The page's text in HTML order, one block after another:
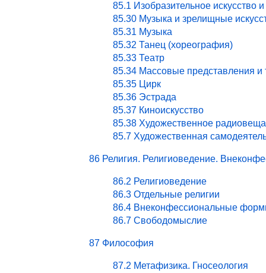
85.1 Изобразительное искусство и
85.30 Музыка и зрелищные
85.31 Музыка
85.32 Танец (хореография)
85.33 Театр
85.34 Массовые представления и
85.35 Цирк
85.36 Эстрада
85.37 Киноискусство
85.38 Художественное
85.7 Художественная
86 Религия. Религиоведение.
86.2 Религиоведение
86.3 Отдельные религии
86.4 Внеконфессиональные
86.7 Свободомыслие
87 Философия
87.2 Метафизика. Гносеология